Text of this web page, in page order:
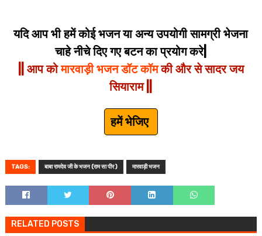
यदि आप भी हमें कोई भजन या अन्य उपयोगी सामग्री भेजना
चाहे नीचे दिए गए बटन का प्रयोग करे|
|| आप कोमारवाड़ी भजन डॉट कॉमकी और से सादर जय
सियाराम ||
हमें भेजिए
TAGS: बाबा रामदेव जी के भजन (राम सा पीर ) मारवाड़ी भजन
RELATED POSTS